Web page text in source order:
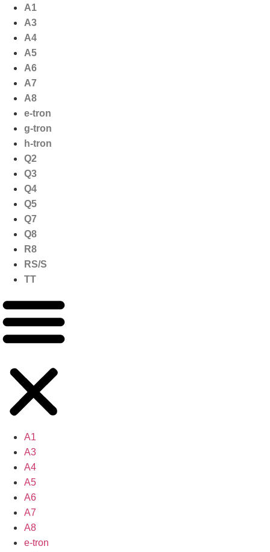
naar
inhoud
A1
A3
A4
A5
A6
A7
A8
e-tron
g-tron
h-tron
Q2
Q3
Q4
Q5
Q7
Q8
R8
RS/S
TT
A1
A3
A4
A5
A6
A7
A8
e-tron